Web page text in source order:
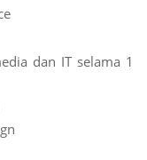
dan IT selama 1